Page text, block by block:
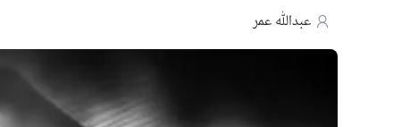
عبدالله عمر